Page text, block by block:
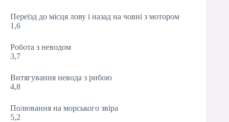
Переїзд до місця лову і назад на човні з мотором
1,6
Робота з неводом
3,7
Витягування невода з рибою
4,8
Полювання на морського звіра
5,2